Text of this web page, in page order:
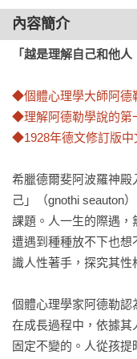
內容簡介
「越是理解自己和他
◆個體心理學大師阿德
◆理解阿德勒學說的第
◆1928年德文修訂版中
希臘德爾斐阿波羅神殿
己」（gnothi seauton
課題。人一生的際遇，
遭遇到種種放不下也
識人性著手，探究其性
個體心理學家阿德勒
在成長過程中，依據
固定不變的。人從孩